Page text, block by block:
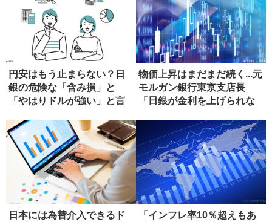
円安はもう止まらない？日
銀の危険な「含み損」と
「やはりドルが強い」と言
物価上昇はまだまだ続く...元
モルガン銀行東京支店長
「日銀が金利を上げられな
日本には為替介入できるド
「インフレ率10％超えもあ